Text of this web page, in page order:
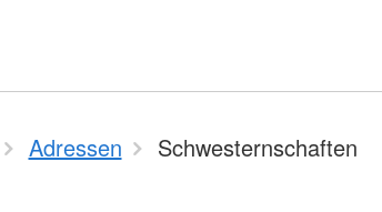
Adressen Schwesternschaften